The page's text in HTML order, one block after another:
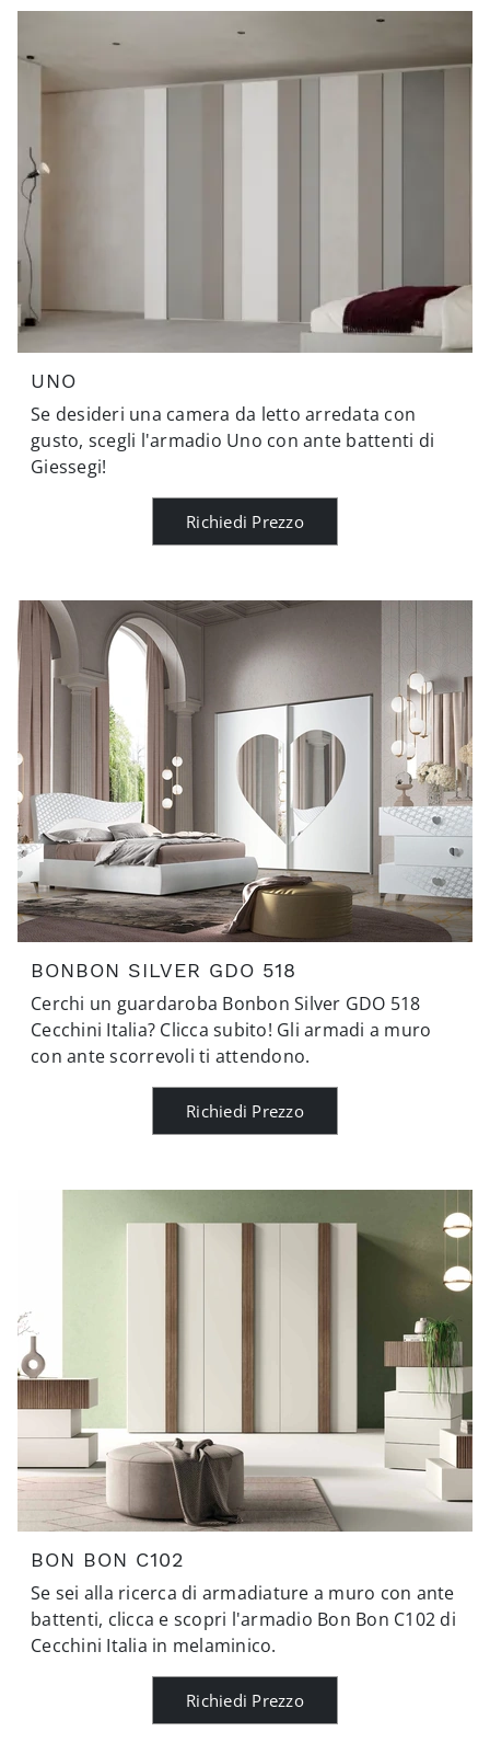
UNO
Se desideri una camera da letto arredata con
gusto, scegli l'armadio Uno con ante battenti di
Giessegi!
Richiedi Prezzo
BONBON SILVER GDO 518
Cerchi un guardaroba Bonbon Silver GDO 518
Cecchini Italia? Clicca subito! Gli armadi a muro
con ante scorrevoli ti attendono.
Richiedi Prezzo
BON BON C102
Se sei alla ricerca di armadiature a muro con ante
battenti, clicca e scopri l'armadio Bon Bon C102 di
Cecchini Italia in melaminico.
Richiedi Prezzo